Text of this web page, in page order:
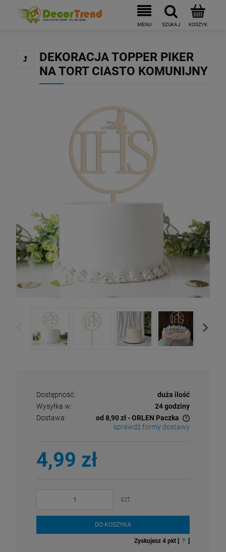
DEKORACJA TOPPER PIKER
NA TORT CIASTO KOMUNIJNY
Dostępność:
duża ilość
Wysyłka w:
24 godziny
Dostawa:
od 8,90 zł- ORLEN Paczka
Cena nie zawiera ewentualnych kosztów płatności
sprawdź formy dostawy
4,99 zł
szt.
DO KOSZYKA
Zyskujesz 4 pkt [ ? ]